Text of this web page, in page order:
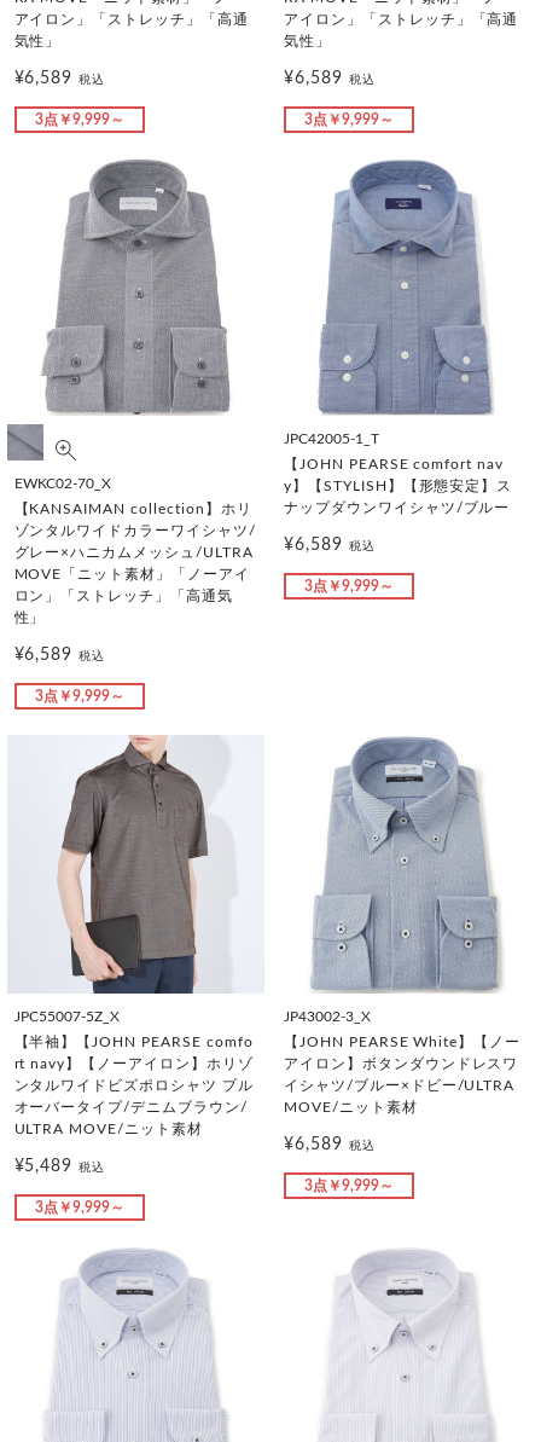
アイロン」「ストレッチ」「高通
気性」
¥6,589税込
3点￥9,999～
アイロン」「ストレッチ」「高通
気性」
¥6,589 税込
3点￥9,999～
EWKC02-70_X
【KANSAIMAN collection】ホリ
ゾンタルワイドカラーワイシャツ/
グレー×ハニカムメッシュ/ULTRA
MOVE「ニット素材」「ノーアイ
ロン」「ストレッチ」「高通気
性」
¥6,589税込
3点￥9,999～
JPC42005-1_T
【JOHN PEARSE comfort nav
y】【STYLISH】【形態安定】ス
ナップダウンワイシャツ/ブルー
¥6,589 税込
3点￥9,999～
JPC55007-5Z_X
【半袖】【JOHN PEARSE comfo
rt navy】【ノーアイロン】ホリゾ
ンタルワイドビズポロシャツ プル
オーバータイプ/デニムブラウン/
ULTRA MOVE/ニット素材
¥5,489税込
3点￥9,999～
JP43002-3_X
【JOHN PEARSE White】【ノー
アイロン】ボタンダウンドレスワ
イシャツ/ブルー×ドビー/ULTRA
MOVE/ニット素材
¥6,589 税込
3点￥9,999～